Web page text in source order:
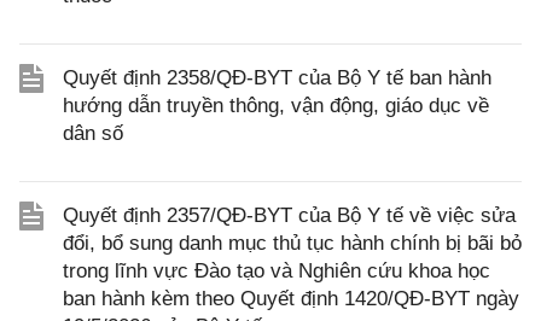
Quyết định 2358/QĐ-BYT của Bộ Y tế ban hành
hướng dẫn truyền thông, vận động, giáo dục về
dân số
Quyết định 2357/QĐ-BYT của Bộ Y tế về việc sửa
đổi, bổ sung danh mục thủ tục hành chính bị bãi bỏ
trong lĩnh vực Đào tạo và Nghiên cứu khoa học
ban hành kèm theo Quyết định 1420/QĐ-BYT ngày